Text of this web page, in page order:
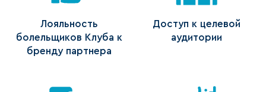
Лояльность
болельщиков Клуба к
бренду партнера
Доступ к целевой
аудитории